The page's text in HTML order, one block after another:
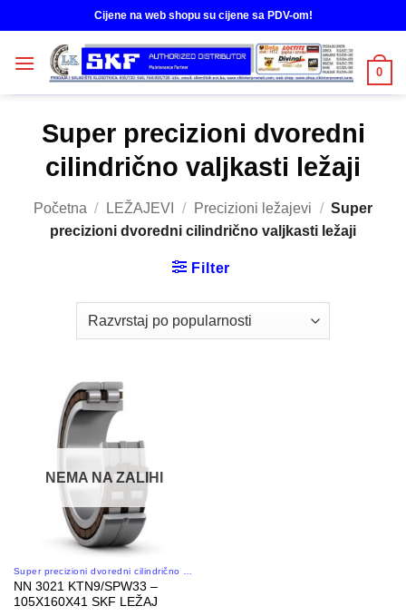
to
content
Cijene na web shopu su cijene sa PDV-om!
0
Super precizioni dvoredni
cilindrično valjkasti ležaji
Početna / LEŽAJEVI / Precizioni ležajevi / Super
precizioni dvoredni cilindrično valjkasti ležaji
Filter
NEMA NA ZALIHI
Super precizioni dvoredni cilindrično valjkasti ležaji
NN 3021 KTN9/SPW33 –
105X160X41 SKF LEŽAJ